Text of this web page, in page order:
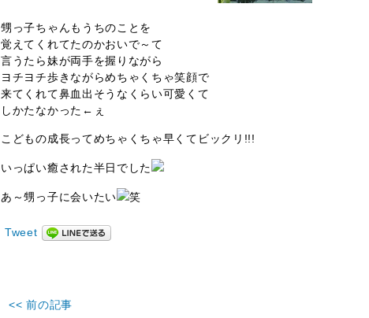
甥っ子ちゃんもうちのことを
覚えてくれてたのかおいで～て
言うたら妹が両手を握りながら
ヨチヨチ歩きながらめちゃくちゃ笑顔で
来てくれて鼻血出そうなくらい可愛くて
しかたなかった←ぇ
こどもの成長ってめちゃくちゃ早くてビックリ!!!
いっぱい癒された半日でした
あ～甥っ子に会いたい 笑
Tweet
<< 前の記事